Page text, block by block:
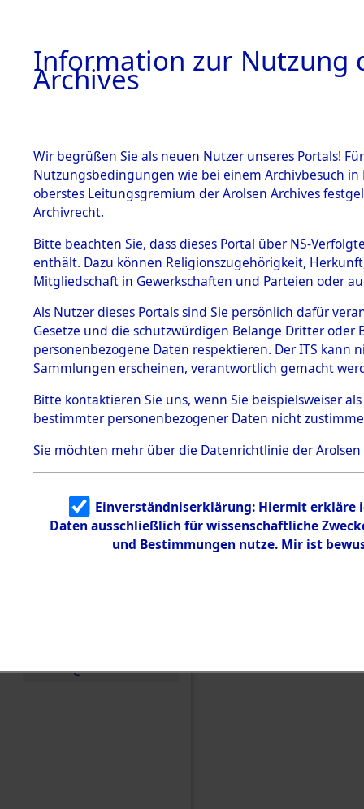
BESTÄNDE
1.
mente
5. Verschiedenes
5.3
Todesmärsche
5.3.1 Alliierte
Erhebungen
zu
Todesmärsch
en
5.3.2
Identifizierun
g
5.3.3
Todesmärsch
e
und
0002
Information zur Nutzung
Archives
Wir begrüßen Sie als neuen Nutzer unseres Portals!
Nutzungsbedingungen wie bei einem Archivbesuch
oberstes Leitungsgremium der Arolsen Archives
Archivrecht.
Bitte beachten Sie, dass dieses Portal über NS-
enthält. Dazu können Religionszugehörigkeit,
Mitgliedschaft in Gewerkschaften und Parteien oder
Als Nutzer dieses Portals sind Sie persönlich dafür
Gesetze und die schutzwürdigen Belange Dritter
personenbezogene Daten respektieren. Der ITS
Sammlungen erscheinen, verantwortlich gemacht
Bitte kontaktieren Sie uns, wenn Sie beispielsweiser
bestimmter personenbezogener Daten nicht
Sie möchten mehr über die Datenrichtlinie der Arolsen
Einverständniserklärung: Hiermit erkläre
Daten ausschließlich für wissenschaftliche
und Bestimmungen nutze. Mir ist